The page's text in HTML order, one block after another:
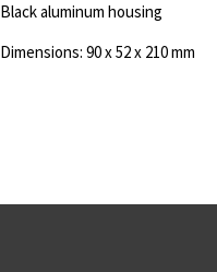
Black aluminum housing
Dimensions: 90 x 52 x 210 mm